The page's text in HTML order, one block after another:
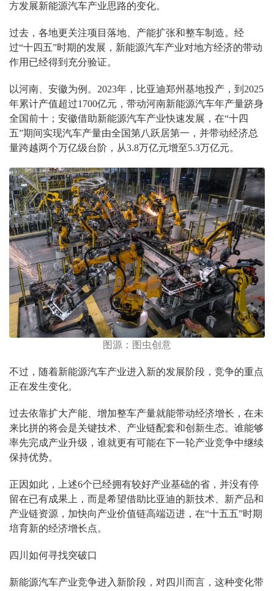
方发展新能源汽车产业思路的变化。
过去，各地更关注项目落地、产能扩张和整车制造。经
过“十四五”时期的发展，新能源汽车产业对地方经济的带动
作用已经得到充分验证。
以河南、安徽为例。2023年，比亚迪郑州基地投产，到2025
年累计产值超过1700亿元，带动河南新能源汽车年产量跻身
全国前十；安徽借助新能源汽车产业快速发展，在“十四
五”期间实现汽车产量由全国第八跃居第一，并带动经济总
量跨越两个万亿级台阶，从3.8万亿元增至5.3万亿元。
图源：图虫创意
不过，随着新能源汽车产业进入新的发展阶段，竞争的重点
正在发生变化。
过去依靠扩大产能、增加整车产量就能带动经济增长，在未
来比拼的将会是关键技术、产业链配套和创新生态。谁能够
率先完成产业升级，谁就更有可能在下一轮产业竞争中继续
保持优势。
正因如此，上述6个已经拥有较好产业基础的省，并没有停
留在已有成果上，而是希望借助比亚迪的新技术、新产品和
产业链资源，加快向产业价值链高端迈进，在“十五五”时期
培育新的经济增长点。
四川如何寻找突破口
新能源汽车产业竞争进入新阶段，对四川而言，这种变化带